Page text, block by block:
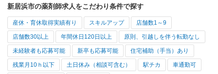
新居浜市の薬剤師求人をこだわり条件で探す
産休・育休取得実績有り スキルアップ 店舗数1～9
店舗数30以上 年間休日120日以上 原則、引越しを伴う転勤なし
未経験者も応募可能 新卒も応募可能 住宅補助（手当）あり
残業月10ｈ以下 土日休み（相談可含む） 駅チカ 車通勤可